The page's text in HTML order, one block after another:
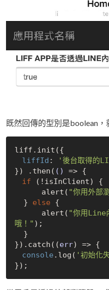
既然回傳的型別是boolean，
liff.init({
liffId :
'後台取得的
}) .then( () => {
if (!isInClient) {
      alert(
"你用外部
  }
else {
      alert(
"你用Line
哦！" );
}).catch( (err) => {
console .log( '初始化